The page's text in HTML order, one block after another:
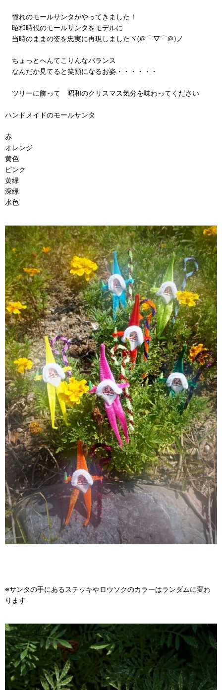
憧れのモールサンタがやってきました！
昭和時代のモールサンタをモデルに
当時のままの姿を忠実に再現しましたヾ(＠⌒▽⌒＠)ノ
ちょっとへんてこりんなバランス
なんだか見てると笑顔になるお姿・・・・・・
ツリーに飾って 昭和のクリスマス気分を味わってください
ハンドメイドのモールサンタ
赤
オレンジ
黄色
ピンク
黄緑
深緑
水色
※サンタの手にあるステッキやロウソクのカラーはランダムに変わ
ります